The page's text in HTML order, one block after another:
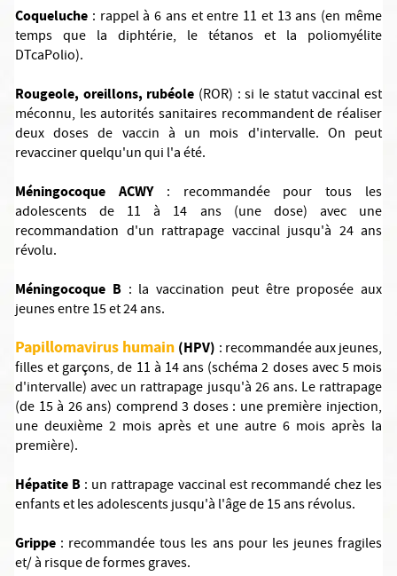
Coqueluche : rappel à 6 ans et entre 11 et 13 ans (en même
temps que la diphtérie, le tétanos et la poliomyélite
DTcaPolio).
Rougeole, oreillons, rubéole (ROR) : si le statut vaccinal est
méconnu, les autorités sanitaires recommandent de réaliser
deux doses de vaccin à un mois d'intervalle. On peut
revacciner quelqu'un qui l'a été.
Méningocoque ACWY: recommandée pour tous les
adolescents de 11 à 14 ans (une dose) avec une
recommandation d'un rattrapage vaccinal jusqu'à 24 ans
révolu.
Méningocoque B: la vaccination peut être proposée aux
jeunes entre 15 et 24 ans.
Papillomavirus humain (HPV) : recommandée aux jeunes,
filles et garçons, de 11 à 14 ans (schéma 2 doses avec 5 mois
d'intervalle) avec un rattrapage jusqu'à 26 ans. Le rattrapage
(de 15 à 26 ans) comprend 3 doses : une première injection,
une deuxième 2 mois après et une autre 6 mois après la
première).
Hépatite B : un rattrapage vaccinal est recommandé chez les
enfants et les adolescents jusqu'à l'âge de 15 ans révolus.
Grippe : recommandée tous les ans pour les jeunes fragiles
et/ à risque de formes graves.